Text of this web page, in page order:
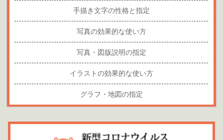
手描き文字の性格と指定
写真の効果的な使い方
写真・図版説明の指定
イラストの効果的な使い方
グラフ・地図の指定